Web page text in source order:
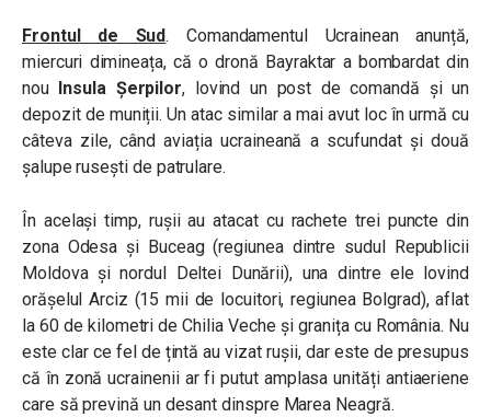
Frontul de Sud. Comandamentul Ucrainean anunță,
miercuri dimineața, că o dronă Bayraktar a bombardat din
nouInsula Șerpilor, lovind un post de comandă și un
depozit de muniții. Un atac similar a mai avut loc în urmă cu
câteva zile, când aviația ucraineană a scufundat și două
șalupe rusești de patrulare.
În același timp, rușii au atacat cu rachete trei puncte din
zona Odesa și Buceag (regiunea dintre sudul Republicii
Moldova și nordul Deltei Dunării), una dintre ele lovind
orășelul Arciz (15 mii de locuitori, regiunea Bolgrad), aflat
la 60 de kilometri de Chilia Veche și granița cu România. Nu
este clar ce fel de țintă au vizat rușii, dar este de presupus
că în zonă ucrainenii ar fi putut amplasa unități antiaeriene
care să prevină un desant dinspre Marea Neagră.